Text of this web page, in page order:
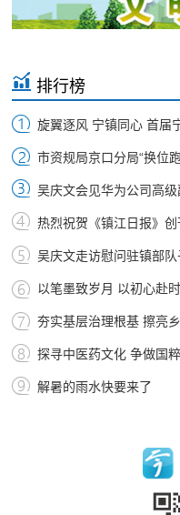
排行榜
旋翼逐风 宁镇同心 首届
市资规局京口分局“换位
吴庆文会见华为公司高
热烈祝贺《镇江日报》
吴庆文走访慰问驻镇部队
以笔墨致岁月 以初心赴
夯实基层治理根基 擦亮
探寻中医药文化 争做国
解暑的雨水快要来了